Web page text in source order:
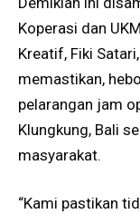
Koperasi dan
Kreatif, Fiki
memastikan,
pelarangan jam
Klungkung, Bali
masyarakat.
“Kami pastikan